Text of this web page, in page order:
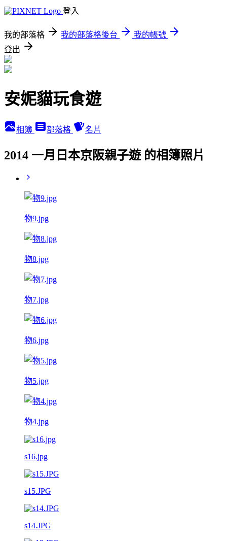
登入
我的部落格 我的部落格後台
我的帳號
登出
安妮貓玩食遊
相簿 部落格 名片
2014 一月日本京阪親子遊 的相簿照片
物9.jpg
物8.jpg
物7.jpg
物6.jpg
物5.jpg
物4.jpg
s16.jpg
s15.JPG
s14.JPG